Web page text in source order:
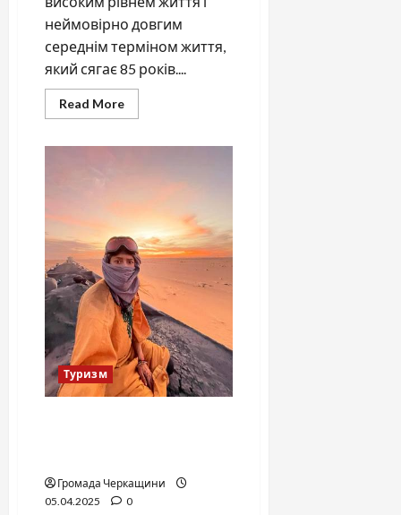
неймовірно довгим
середнім терміном життя,
який сягає 85 років....
Read MoreRead
more
країну
Туризм
Громада Черкащини
05.04.2025
0